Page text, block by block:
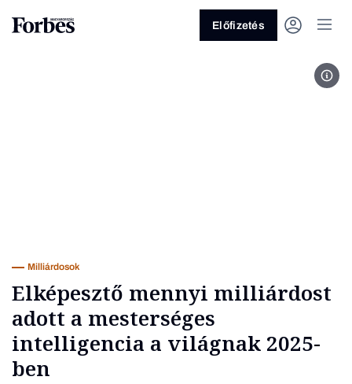
Üzlet
Előfizetés
Milliárdosok
Elképesztő mennyi milliárdost
adott a mesterséges
intelligencia a világnak 2025-
ben